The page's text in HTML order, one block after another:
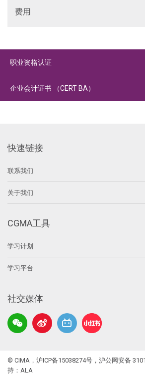
费用
职业资格认证
企业会计证书 （CERT BA）
快速链接
联系我们
关于我们
CGMA工具
学习计划
学习平台
社交媒体
© CIMA， 沪ICP备15038274号 ， 沪公网安备
持： ALA